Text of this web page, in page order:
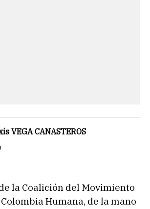
VEGA CANASTEROS
la Coalición del Movimiento
Humana, de la mano